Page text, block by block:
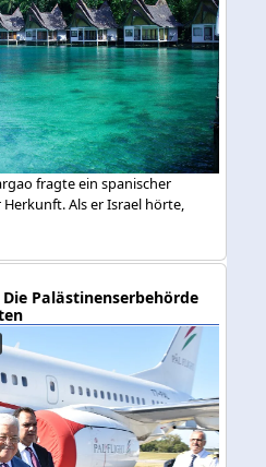
fragte ein spanischer
Als er Israel hörte,
Palästinenserbehörde